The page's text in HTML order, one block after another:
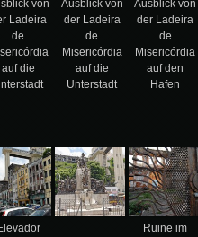
von
Ladeira
de
auf die
Ausblick von
der Ladeira
de
Misericórdia
auf die
Unterstadt
Ausblick von
der Ladeira
de
Misericórdia
auf den
Hafen
Ruine im